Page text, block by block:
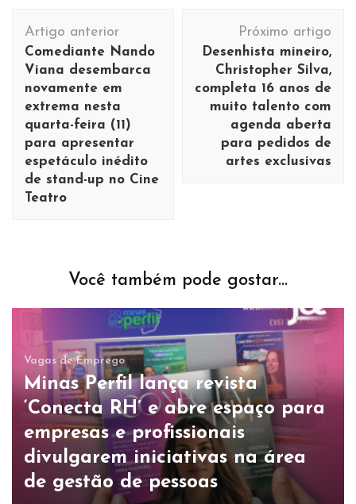
Navegação
de
post
Artigo anterior
Comediante Nando
Viana desembarca
novamente em
extrema nesta
quarta-feira (11)
para apresentar
espetáculo inédito
de stand-up no Cine
Teatro
Próximo artigo
Desenhista mineiro,
Christopher Silva,
completa 16 anos de
muito talento com
agenda aberta
para pedidos de
artes exclusivas
Você também pode gostar...
Vagas de Emprego
Minas Perfil lança revista
‘Conecta RH’ e abre espaço para
empresas e profissionais
divulgarem iniciativas na área
de gestão de pessoas